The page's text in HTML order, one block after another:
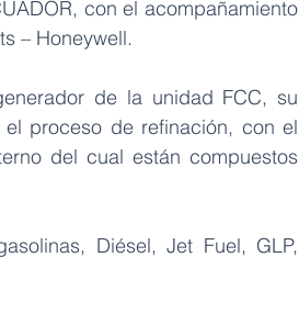
con el acompañamiento
– Honeywell.
de la unidad FCC, su
proceso de refinación, con el
del cual están compuestos
Diésel, Jet Fuel, GLP,